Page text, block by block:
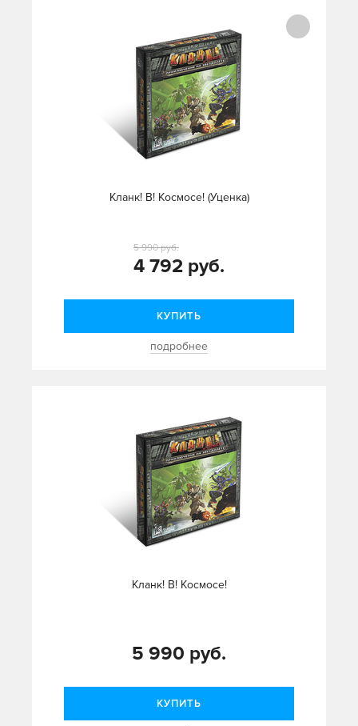
Кланк! В! Космосе! (Уценка)
4 792 руб.
5 990 руб.
КУПИТЬ
подробнее
Кланк! В! Космосе!
5 990 руб.
КУПИТЬ